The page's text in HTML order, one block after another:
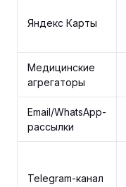
Яндекс Карты
Медицинские
агрегаторы
Email/WhatsApp-
рассылки
Telegram-канал